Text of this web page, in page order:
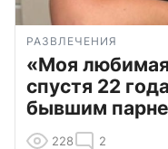
РАЗВЛЕЧЕНИЯ
«Моя любимая
спустя 22
бывшим
228 2